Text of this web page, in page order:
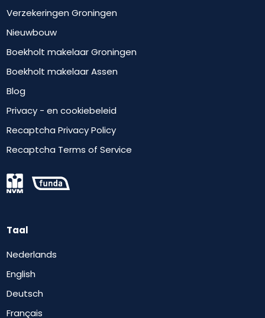
Verzekeringen Groningen
Nieuwbouw
Boekholt makelaar Groningen
Boekholt makelaar Assen
Blog
Privacy - en cookiebeleid
Recaptcha Privacy Policy
Recaptcha Terms of Service
Taal
Nederlands
English
Deutsch
Français